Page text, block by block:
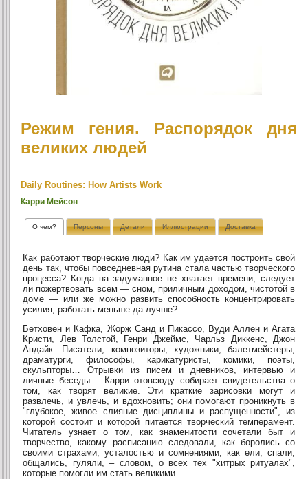
Режим гения. Распорядок дня
великих людей
Daily Routines: How Artists Work
Карри Мейсон
О чем? Персоны Детали Иллюстрации Доставка
Как работают творческие люди? Как им удается построить свой
день так, чтобы повседневная рутина стала частью творческого
процесса? Когда на задуманное не хватает времени, следует
ли пожертвовать всем — сном, приличным доходом, чистотой в
доме — или же можно развить способность концентрировать
усилия, работать меньше да лучше?..
Бетховен и Кафка, Жорж Санд и Пикассо, Вуди Аллен и Агата
Кристи, Лев Толстой, Генри Джеймс, Чарльз Диккенс, Джон
Апдайк. Писатели, композиторы, художники, балетмейстеры,
драматурги, философы, карикатуристы, комики, поэты,
скульпторы… Отрывки из писем и дневников, интервью и
личные беседы – Карри отовсюду собирает свидетельства о
том, как творят великие. Эти краткие зарисовки могут и
развлечь, и увлечь, и вдохновить; они помогают проникнуть в
"глубокое, живое слияние дисциплины и распущенности", из
которой состоит и которой питается творческий темперамент.
Читатель узнает о том, как знаменитости сочетали быт и
творчество, какому расписанию следовали, как боролись со
своими страхами, усталостью и сомнениями, как ели, спали,
общались, гуляли, – словом, о всех тех "хитрых ритуалах",
которые помогли им стать великими.